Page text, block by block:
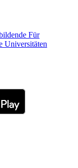
Für
Universitäten